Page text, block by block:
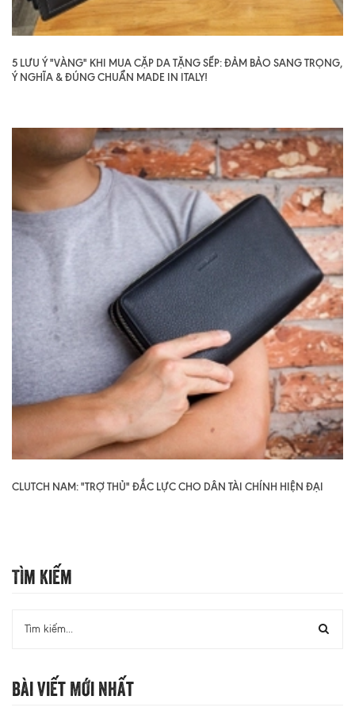
5 LƯU Ý "VÀNG" KHI MUA CẶP DA TẶNG SẾP: ĐẢM BẢO SANG TRỌNG,
Ý NGHĨA & ĐÚNG CHUẨN MADE IN ITALY!
CLUTCH NAM: "TRỢ THỦ" ĐẮC LỰC CHO DÂN TÀI CHÍNH HIỆN ĐẠI
Tìm Kiếm
Bài Viết Mới Nhất